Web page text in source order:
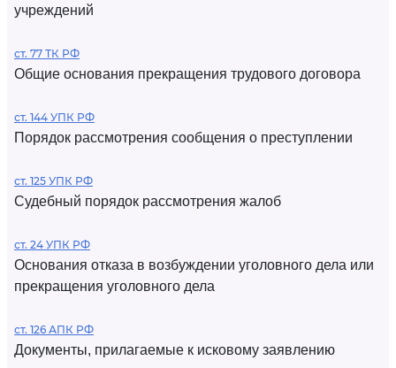
учреждений
ст. 77 ТК РФ
Общие основания прекращения трудового договора
ст. 144 УПК РФ
Порядок рассмотрения сообщения о преступлении
ст. 125 УПК РФ
Судебный порядок рассмотрения жалоб
ст. 24 УПК РФ
Основания отказа в возбуждении уголовного дела или
прекращения уголовного дела
ст. 126 АПК РФ
Документы, прилагаемые к исковому заявлению